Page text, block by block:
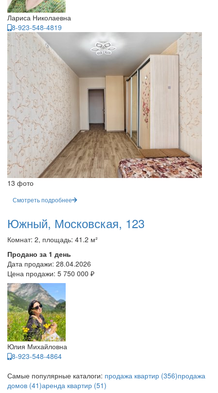
Лариса Николаевна
8-923-548-4819
13 фото
Смотреть подробнее
Южный, Московская, 123
Комнат: 2, площадь: 41.2 м²
Продано за 1 день
Дата продажи: 28.04.2026
Цена продажи: 5 750 000 ₽
Юлия Михайловна
8-923-548-4864
Самые популярные каталоги: продажа квартир (356)продажа
домов (41)аренда квартир (51)